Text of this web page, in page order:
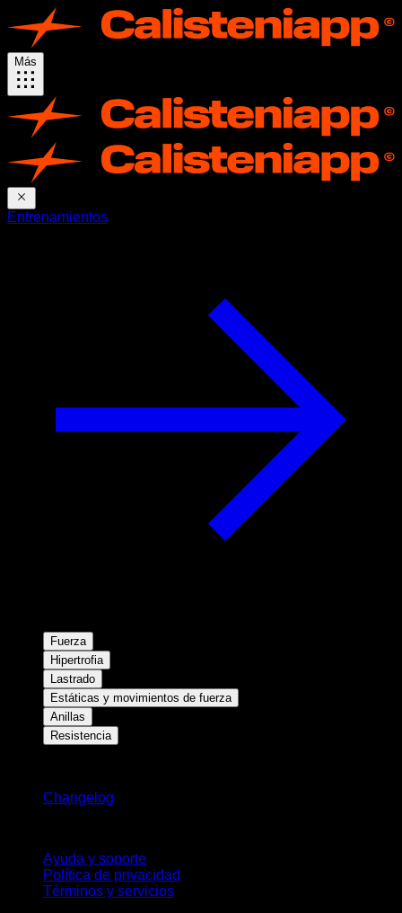
Más
Entrenamientos
Fuerza
Hipertrofia
Lastrado
Estáticas y movimientos de fuerza
Anillas
Resistencia
Changelog
Ayuda y soporte
Política de privacidad
Términos y servicios